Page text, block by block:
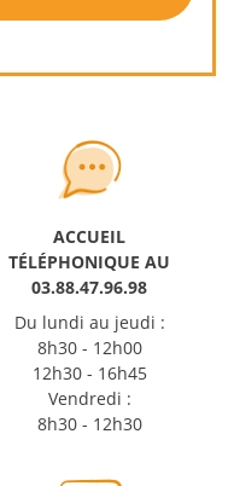
ACCUEIL
TÉLÉPHONIQUE AU
03.88.47.96.98
Du lundi au jeudi :
8h30 - 12h00
12h30 - 16h45
Vendredi :
8h30 - 12h30